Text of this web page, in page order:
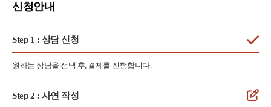
신청안내
Step 1 : 상담 신청
원하는 상담을 선택 후, 결제를 진행합니다.
Step 2 : 사연 작성